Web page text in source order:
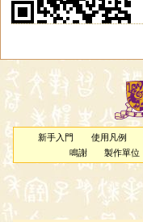
新手入門 使用凡例
鳴謝
製作單位